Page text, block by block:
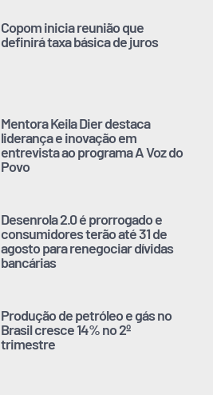
Copom inicia reunião que
definirá taxa básica de juros
Mentora Keila Dier destaca
liderança e inovação em
entrevista ao programa A Voz do
Povo
Desenrola 2.0 é prorrogado e
consumidores terão até 31 de
agosto para renegociar dívidas
bancárias
Produção de petróleo e gás no
Brasil cresce 14% no 2º
trimestre